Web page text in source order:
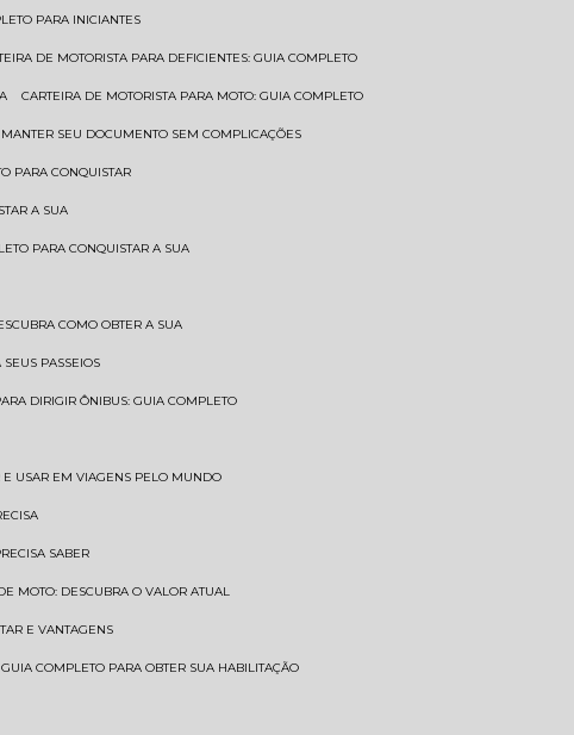
PARA INICIANTES
DE MOTORISTA PARA DEFICIENTES: GUIA COMPLETO
CARTEIRA DE MOTORISTA PARA MOTO: GUIA COMPLETO
SEU DOCUMENTO SEM COMPLICAÇÕES
PARA CONQUISTAR
A SUA
PARA CONQUISTAR A SUA
COMO OBTER A SUA
PASSEIOS
DIRIGIR ÔNIBUS: GUIA COMPLETO
E USAR EM VIAGENS PELO MUNDO
SABER
DE MOTO: DESCUBRA O VALOR ATUAL
E VANTAGENS
GUIA COMPLETO PARA OBTER SUA HABILITAÇÃO